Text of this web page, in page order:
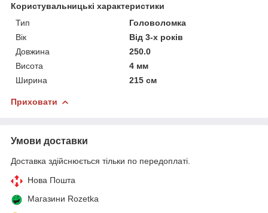
Користувальницькі характеристики
Тип
Головоломка
Вік
Від 3-х років
Довжина
250.0
Висота
4 мм
Ширина
215 см
Приховати
Умови доставки
Доставка здійснюється тільки по передоплаті.
Нова Пошта
Магазини Rozetka